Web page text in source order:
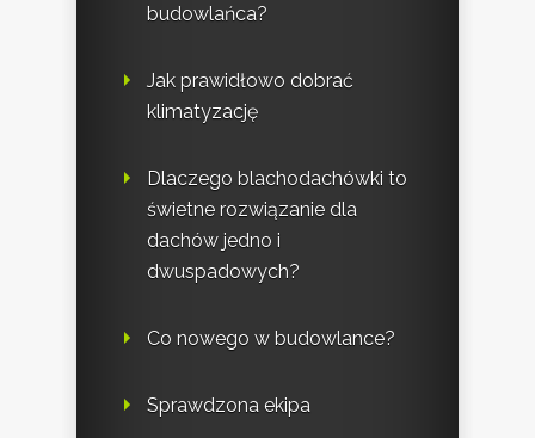
budowlańca?
Jak prawidłowo dobrać
klimatyzację
Dlaczego blachodachówki to
świetne rozwiązanie dla
dachów jedno i
dwuspadowych?
Co nowego w budowlance?
Sprawdzona ekipa